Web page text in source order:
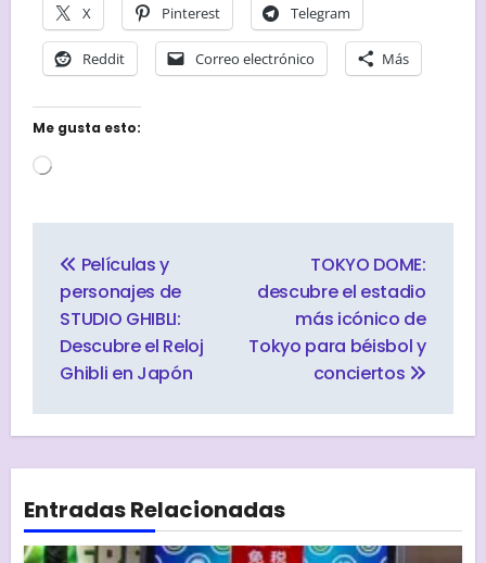
X Pinterest Telegram
Reddit Correo electrónico Más
Me gusta esto:
Cargando...
de
entradas
Películas y
personajes de
STUDIO GHIBLI:
Descubre el Reloj
Ghibli en Japón
TOKYO DOME:
descubre el estadio
más icónico de
Tokyo para béisbol y
conciertos
Entradas Relacionadas